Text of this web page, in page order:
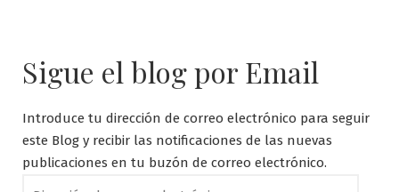
Sigue el blog por Email
Introduce tu dirección de correo electrónico para seguir
este Blog y recibir las notificaciones de las nuevas
publicaciones en tu buzón de correo electrónico.